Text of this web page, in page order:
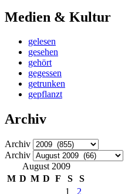
Medien & Kultur
gelesen
gesehen
gehört
gegessen
getrunken
gepflanzt
Archiv
Archiv
Archiv
August 2009
M D M D F S
S
1
2